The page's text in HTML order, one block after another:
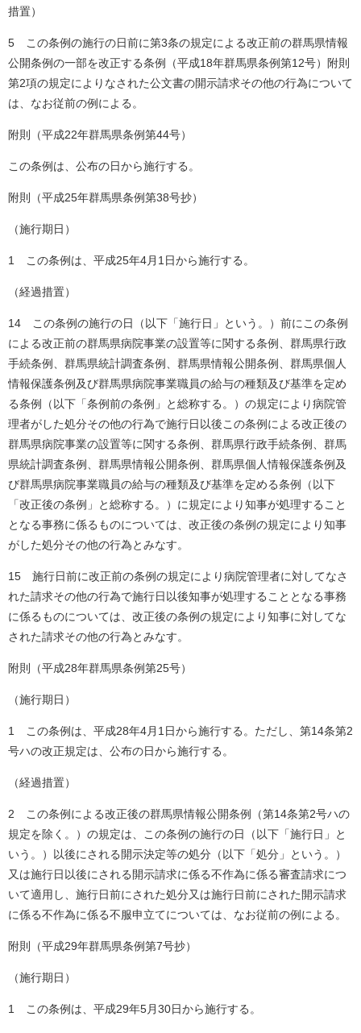
措置）
5 この条例の施行の日前に第3条の規定による改正前の群馬県情報
公開条例の一部を改正する条例（平成18年群馬県条例第12号）附則
第2項の規定によりなされた公文書の開示請求その他の行為について
は、なお従前の例による。
附則（平成22年群馬県条例第44号）
この条例は、公布の日から施行する。
附則（平成25年群馬県条例第38号抄）
（施行期日）
1 この条例は、平成25年4月1日から施行する。
（経過措置）
14 この条例の施行の日（以下「施行日」という。）前にこの条例
による改正前の群馬県病院事業の設置等に関する条例、群馬県行政
手続条例、群馬県統計調査条例、群馬県情報公開条例、群馬県個人
情報保護条例及び群馬県病院事業職員の給与の種類及び基準を定め
る条例（以下「条例前の条例」と総称する。）の規定により病院管
理者がした処分その他の行為で施行日以後この条例による改正後の
群馬県病院事業の設置等に関する条例、群馬県行政手続条例、群馬
県統計調査条例、群馬県情報公開条例、群馬県個人情報保護条例及
び群馬県病院事業職員の給与の種類及び基準を定める条例（以下
「改正後の条例」と総称する。）に規定により知事が処理すること
となる事務に係るものについては、改正後の条例の規定により知事
がした処分その他の行為とみなす。
15 施行日前に改正前の条例の規定により病院管理者に対してなさ
れた請求その他の行為で施行日以後知事が処理することとなる事務
に係るものについては、改正後の条例の規定により知事に対してな
された請求その他の行為とみなす。
附則（平成28年群馬県条例第25号）
（施行期日）
1 この条例は、平成28年4月1日から施行する。ただし、第14条第2
号ハの改正規定は、公布の日から施行する。
（経過措置）
2 この条例による改正後の群馬県情報公開条例（第14条第2号ハの
規定を除く。）の規定は、この条例の施行の日（以下「施行日」と
いう。）以後にされる開示決定等の処分（以下「処分」という。）
又は施行日以後にされる開示請求に係る不作為に係る審査請求につ
いて適用し、施行日前にされた処分又は施行日前にされた開示請求
に係る不作為に係る不服申立てについては、なお従前の例による。
附則（平成29年群馬県条例第7号抄）
（施行期日）
1 この条例は、平成29年5月30日から施行する。